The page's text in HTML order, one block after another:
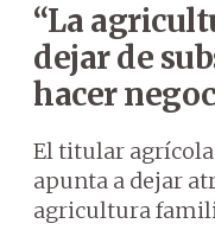
“La
dejar de
hacer
El titular
apunta a dejar
agricultura